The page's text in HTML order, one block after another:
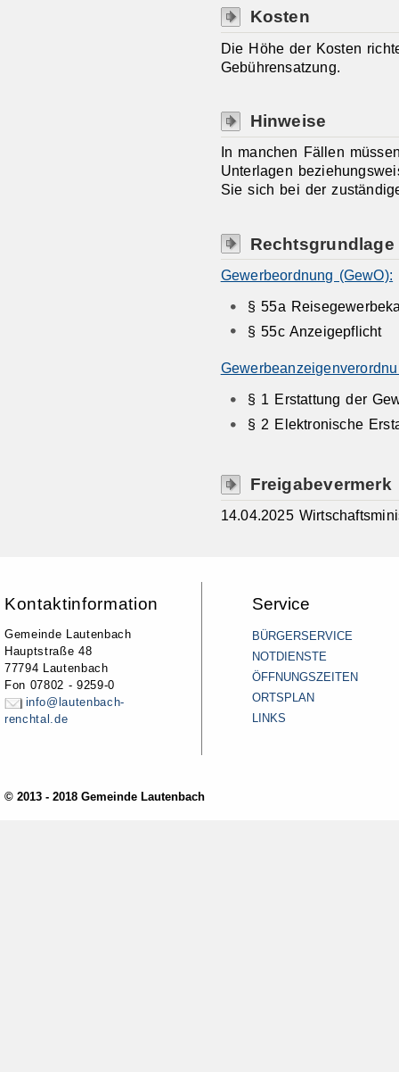
Kosten
Die Höhe der Kosten
Gebührensatzung.
Hinweise
In manchen Fällen
Unterlagen
Sie sich bei der
Rechtsgrundlage
Gewerbeordnung (GewO):
§ 55a
§ 55c Anzeigepflicht
§ 1 Erstattung der
§ 2 Elektronische
Freigabevermerk
14.04.2025
Kontaktinformation
Gemeinde Lautenbach
Hauptstraße 48
77794 Lautenbach
Fon 07802 - 9259-0
info@lautenbach-
renchtal.de
Service
BÜRGERSERVICE
NOTDIENSTE
ÖFFNUNGSZEITEN
ORTSPLAN
LINKS
© 2013 - 2018 Gemeinde Lautenbach